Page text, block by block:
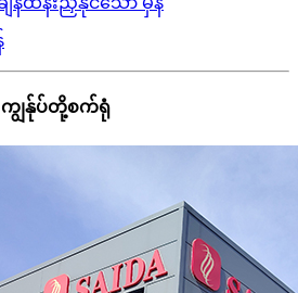
ကျွန်ုပ်တို့စက်ရုံ